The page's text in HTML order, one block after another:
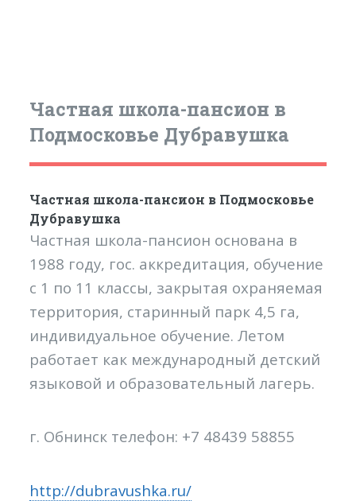
Частная школа-пансион в
Подмосковье Дубравушка
Частная школа-пансион в Подмосковье
Дубравушка
Частная школа-пансион основана в
1988 году, гос. аккредитация, обучение
с 1 по 11 классы, закрытая охраняемая
территория, старинный парк 4,5 га,
индивидуальное обучение. Летом
работает как международный детский
языковой и образовательный лагерь.
г. Обнинск телефон: +7 48439 58855
http://dubravushka.ru/